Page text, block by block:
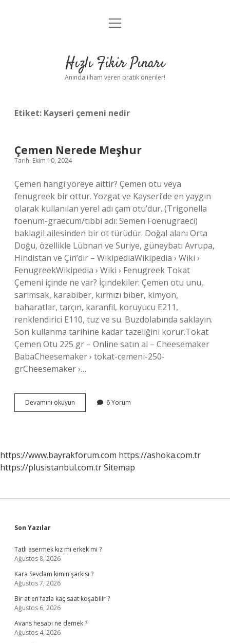
Anasayfa
Yasal Uyarı
menüyü
Hızlı Fikir Pınarı
Anında ilham veren pratik öneriler!
Etiket: Kayseri çemeni nedir
Çemen Nerede Meşhur
Tarih: Ekim 10, 2024
Çemen hangi yöreye aittir? Çemen otu veya
fenugreek bir ottur. Yozgat ve Kayseri’de en yaygın
olarak kullanılan yerel adı çam otu’dur. (Trigonella
foenum-graecum/tıbbi adı: Semen Foenugraeci)
baklagil ailesinden bir ot türüdür. Doğal alanı Orta
Doğu, özellikle Lübnan ve Suriye, güneybatı Avrupa,
Hindistan ve Çin’dir – WikipediaWikipedia › Wiki ›
FenugreekWikipedia › Wiki › Fenugreek Tokat
Çemeni içinde ne var? İçindekiler: Çemen otu unu,
sarımsak, karabiber, kırmızı biber, kimyon,
baharatlar, tarçın, karanfil, koruyucu E211,
renklendirici E110, tuz ve su. Buzdolabında saklayın.
Son kullanma tarihine kadar tazeliğini korur.Tokat
Çemen Otu 225 gr – Online satın al – Cheesemaker
BabaCheesemaker › tokat-cemeni-250-
grCheesemaker ›…
Devamını okuyun
Nerede
6 Yorum
https://www.bayrakforum.com https://ashoka.com.tr
https://plusistanbul.com.trSitemap
Sidebar
Son Yazılar
Tatli asermek kız mı erkek mi ?
Ağustos 8, 2026
Kara Sevdam kimin şarkısı ?
Ağustos 7, 2026
Bir at en fazla kaç saat koşabilir ?
Ağustos 6, 2026
Avans hesabı ne demek ?
Ağustos 4, 2026